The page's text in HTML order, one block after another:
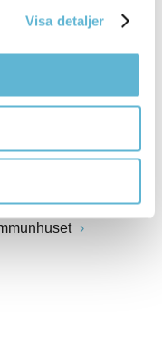
Visa detaljer